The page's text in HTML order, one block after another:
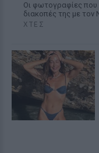
Οι φωτογραφίες που
διακοπές της με
ΧΤΕΣ